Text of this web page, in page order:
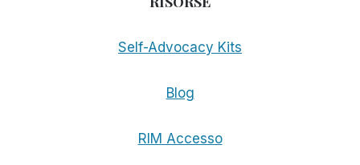
Self-Advocacy Kits
Blog
RIM Accesso